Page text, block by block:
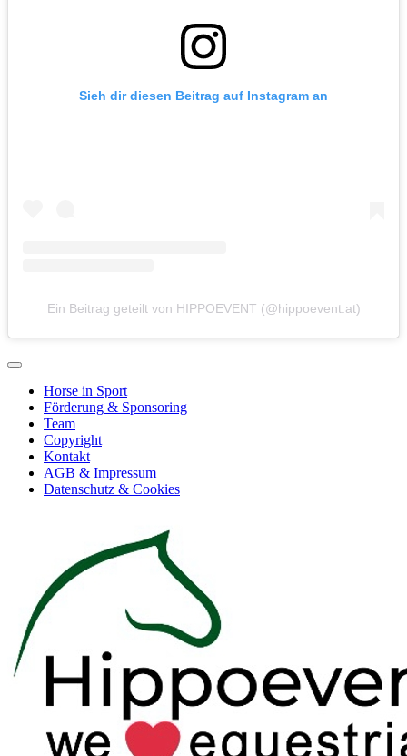
Sieh dir diesen Beitrag auf Instagram an
Ein Beitrag geteilt von HIPPOEVENT (@hippoevent.at)
Horse in Sport
Förderung & Sponsoring
Team
Copyright
Kontakt
AGB & Impressum
Datenschutz & Cookies